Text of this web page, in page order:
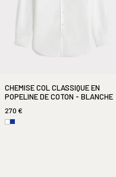
CHEMISE COL CLASSIQUE EN
POPELINE DE COTON - BLANCHE
270 €